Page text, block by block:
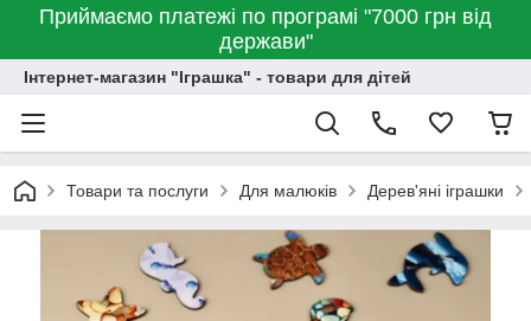
Приймаємо платежі по програмі "7000 грн від
держави"
Інтернет-магазин "Іграшка" - товари для дітей
Товари та послуги Для малюків Дерев'яні іграшки